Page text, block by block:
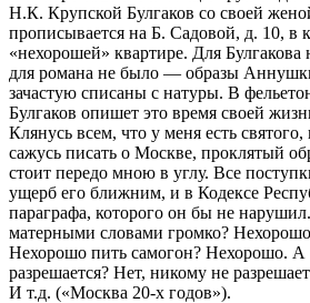
Н.К. Крупской Булгаков со своей
прописывается на Б. Садовой, д. 10, в
«нехорошей» квартире. Для Булгакова
для романа не было — образы
зачастую списаны с натуры. В
Булгаков опишет это время своей
Клянусь всем, что у меня есть
сажусь писать о Москве, проклятый
стоит передо мною в углу. Все
ущерб его ближним, и в Кодексе
параграфа, которого он бы не
матерными словами громко?
Нехорошо пить самогон? Нехорошо. А
разрешается? Нет, никому не
И т.д. («Москва 20-х годов»).